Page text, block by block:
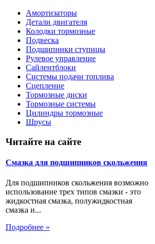
Амортизаторы
Детали двигателя
Колодки тормозные
Подвеска
Подшипники ступицы
Рулевое управление
Сайлентблоки
Системы подачи топлива
Сцепление
Тормозные диски
Тормозные системы
Цилиндры тормозные
Шрусы
Читайте на сайте
Смазка для подшипников скольжения
Для подшипников скольжения возможно
использование трех типов смазки - это
жидкостная смазка, полужидкостная
смазка и...
Подробнее »